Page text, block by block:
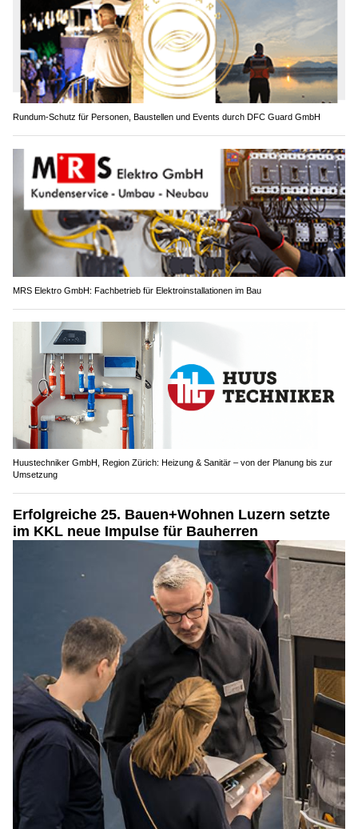
Rundum-Schutz für Personen, Baustellen und Events durch DFC Guard GmbH
MRS Elektro GmbH: Fachbetrieb für Elektroinstallationen im Bau
Huustechniker GmbH, Region Zürich: Heizung & Sanitär – von der Planung bis zur
Umsetzung
Erfolgreiche 25. Bauen+Wohnen Luzern setzte
im KKL neue Impulse für Bauherren